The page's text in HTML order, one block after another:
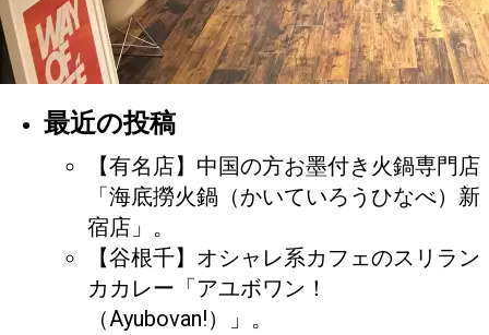
最近の投稿
【有名店】中国の方お墨付き火鍋専門店
「海底撈火鍋（かいていろうひなべ）新
宿店」。
【谷根千】オシャレ系カフェのスリラン
カカレー「アユボワン！
（Ayubovan!）」。